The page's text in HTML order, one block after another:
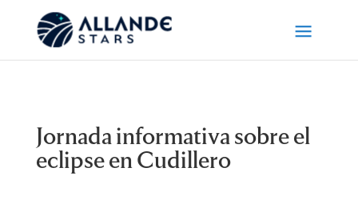
Jornada informativa sobre el
eclipse en Cudillero